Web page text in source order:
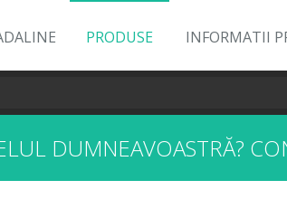
PRODUSE INFORMATII
DUMNEAVOASTRĂ?